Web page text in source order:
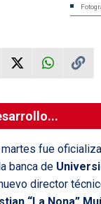
fue
banca de
director
“La Nona”